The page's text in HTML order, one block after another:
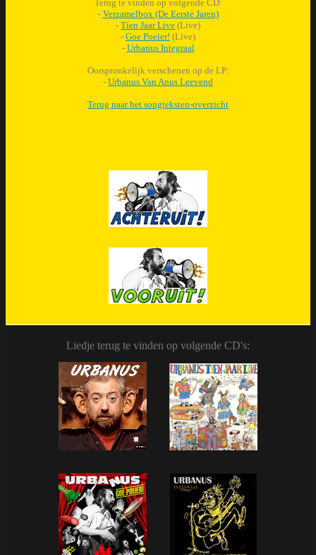
Terug te vinden op volgende CD:
- Verzamelbox (De Eerste Jaren)
- Tien Jaar Live (Live)
- Goe Poeier! (Live)
- Urbanus Integraal
Oorspronkelijk verschenen op de LP:
- Urbanus Van Anus Leevend
Terug naar het songteksten-overzicht
Liedje terug te vinden op volgende CD's: